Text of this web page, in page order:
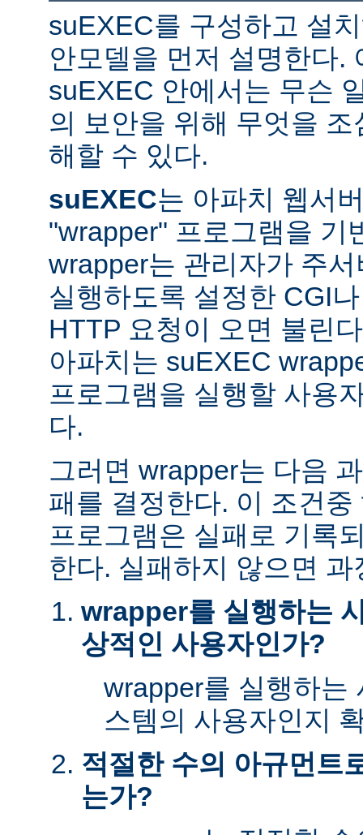
suEXEC를 구성하고 설
안모델을 먼저 설명한다.
suEXEC 안에서는 무슨
의 보안을 위해 무엇을
해할 수 있다.
suEXEC는 아파치 웹서
"wrapper" 프로그램을 기
wrapper는 관리자가 주
실행하도록 설정한 CGI
HTTP 요청이 오면 불린
아파치는 suEXEC
프로그램을 실행할 사용
다.
그러면 wrapper는 다음
패를 결정한다. 이 조건
프로그램은 실패로 기록
한다. 실패하지 않으면
wrapper를 실행하는
상적인 사용자인가?
wrapper를 실행하는
스템의 사용자인지
적절한 수의 아규먼트
는가?